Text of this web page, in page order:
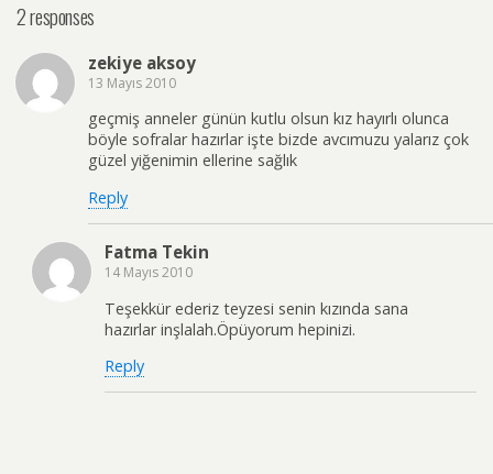
2 responses
zekiye aksoy
13 Mayıs 2010
geçmiş anneler günün kutlu olsun kız hayırlı olunca
böyle sofralar hazırlar işte bizde avcımuzu yalarız çok
güzel yiğenimin ellerine sağlık
Reply
Fatma Tekin
14 Mayıs 2010
Teşekkür ederiz teyzesi senin kızında sana
hazırlar inşlalah.Öpüyorum hepinizi.
Reply